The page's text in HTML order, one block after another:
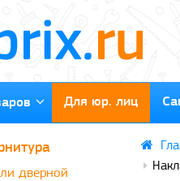
Для юр. лиц
дверной